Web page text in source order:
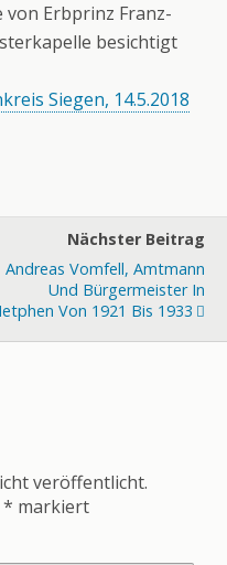
Erbprinz Franz-
besichtigt
Siegen, 14.5.2018
Nächster Beitrag
Andreas Vomfell, Amtmann
Und Bürgermeister In
Von 1921 Bis 1933
veröffentlicht.
* markiert